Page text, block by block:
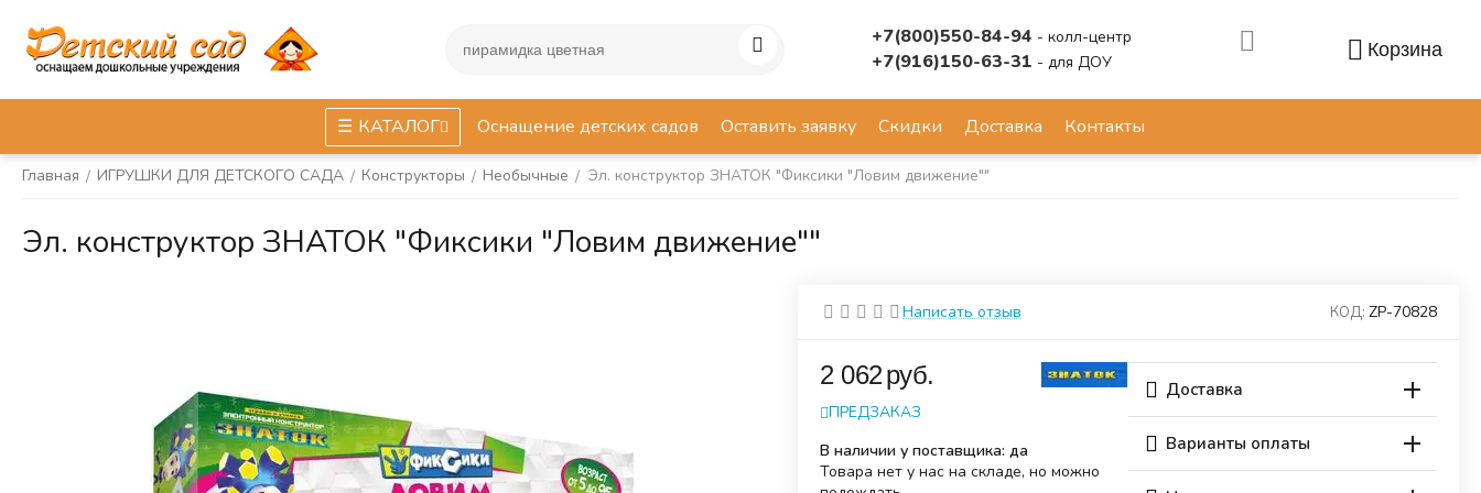
+7(800)550-84-94 - колл-центр
+7(916)150-63-31 - для ДОУ
Корзина
КАТАЛОГ Оснащение детских садов Оставить заявку Скидки Доставка Контакты
Главная / ИГРУШКИ ДЛЯ ДЕТСКОГО САДА / Конструкторы / Необычные / Эл. конструктор ЗНАТОК "Фиксики "Ловим движение""
Эл. конструктор ЗНАТОК "Фиксики "Ловим движение""
Написать отзыв КОД: ZP-70828
‍2 062‍руб.
ПРЕДЗАКАЗ
В наличии у поставщика: да
Товара нет у нас на складе, но можно
Доставка
Варианты оплаты